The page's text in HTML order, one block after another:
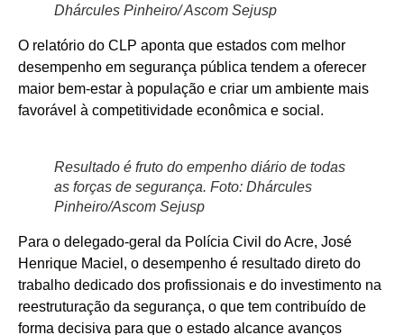
Dhárcules Pinheiro/ Ascom Sejusp
O relatório do CLP aponta que estados com melhor
desempenho em segurança pública tendem a oferecer
maior bem-estar à população e criar um ambiente mais
favorável à competitividade econômica e social.
Resultado é fruto do empenho diário de todas
as forças de segurança. Foto: Dhárcules
Pinheiro/Ascom Sejusp
Para o delegado-geral da Polícia Civil do Acre, José
Henrique Maciel, o desempenho é resultado direto do
trabalho dedicado dos profissionais e do investimento na
reestruturação da segurança, o que tem contribuído de
forma decisiva para que o estado alcance avanços